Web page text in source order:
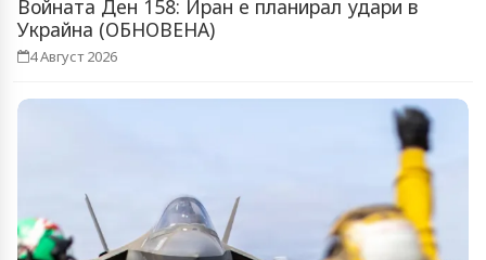
Войната Ден 158: Иран е планирал удари в
Украйна (ОБНОВЕНА)
4 Август 2026